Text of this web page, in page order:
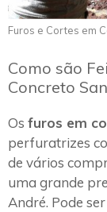
Furos e Cortes em
Como são
Concreto
Os furos em
perfuratrizes
de vários
uma grande
André. Pode